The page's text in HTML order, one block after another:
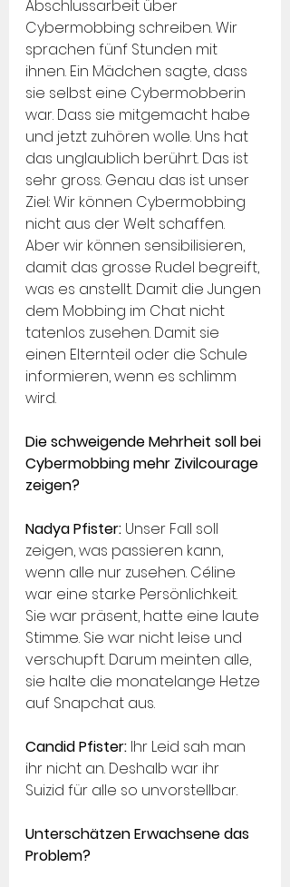
Abschlussarbeit über
Cybermobbing schreiben. Wir
sprachen fünf Stunden mit
ihnen. Ein Mädchen sagte, dass
sie selbst eine Cybermobberin
war. Dass sie mitgemacht habe
und jetzt zuhören wolle. Uns hat
das unglaublich berührt. Das ist
sehr gross. Genau das ist unser
Ziel: Wir können Cybermobbing
nicht aus der Welt schaffen.
Aber wir können sensibilisieren,
damit das grosse Rudel begreift,
was es anstellt. Damit die Jungen
dem Mobbing im Chat nicht
tatenlos zusehen. Damit sie
einen Elternteil oder die Schule
informieren, wenn es schlimm
wird.
Die schweigende Mehrheit soll bei
Cybermobbing mehr Zivilcourage
zeigen?
Nadya Pfister: Unser Fall soll
zeigen, was passieren kann,
wenn alle nur zusehen. Céline
war eine starke Persönlichkeit.
Sie war präsent, hatte eine laute
Stimme. Sie war nicht leise und
verschupft. Darum meinten alle,
sie halte die monatelange Hetze
auf Snapchat aus.
Candid Pfister: Ihr Leid sah man
ihr nicht an. Deshalb war ihr
Suizid für alle so unvorstellbar.
Unterschätzen Erwachsene das
Problem?